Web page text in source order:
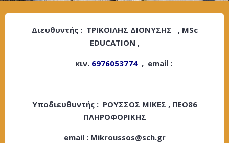
Διευθυντής : ΤΡΙΚΟΙΛΗΣ ΔΙΟΝΥΣΗΣ , MSc
EDUCATION ,
κιν. 6976053774 , email :
Υποδιευθυντής : ΡΟΥΣΣΟΣ ΜΙΚΕΣ , ΠΕΟ86
ΠΛΗΡΟΦΟΡΙΚΗΣ
email : Mikroussos@sch.gr